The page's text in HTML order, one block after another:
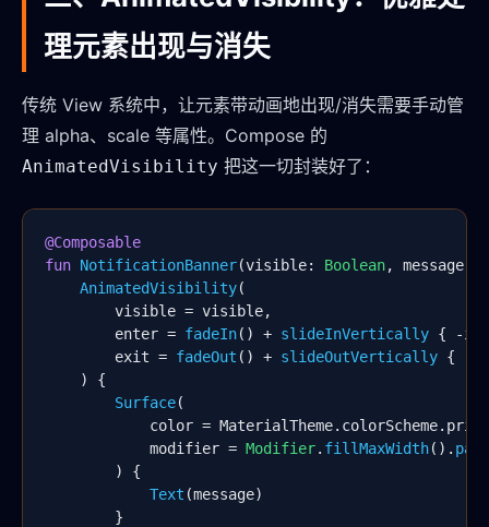
理元素出现与消失
传统 View 系统中，让元素带动画地出现/消失需要手动管
理 alpha、scale 等属性。Compose 的
AnimatedVisibility 把这一切封装好了：
@Composable
fun NotificationBanner(visible: Boolean, message:
AnimatedVisibility(
        visible = visible,
        enter =
fadeIn() + slideInVertically { -it
        exit =
fadeOut () + slideOutVertically { -
    ) {
Surface(
color =
            modifier =
Modifier. fillMaxWidth().
        ) {
Text (message)
        }